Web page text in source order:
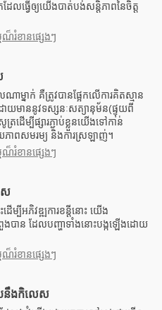
ែលធ្វើឲ្យយើងបាត់បង់សន្តិភាពនៃចិត្ត
រំខានផ្សេងៗ
ម្នាក់ គឺត្រូវបានផ្អែកលើការគិតស្មាន
ោយមាននូវទស្សនៈសត្យានុម័ន(ផ្ទុយពី
ដើម្បីផ្សារភ្ជាប់ខ្លួនយើងទៅកាន់
ាពសមរម្យ និងការស្រឡាញ់។
រំខានផ្សេងៗ
ស
ើម្បីអភិវឌ្ឍការខន្តីនោះ យើង
បាន ដែលបញ្ហាទាំងនោះបង្កឡើងដោយ
រំខានផ្សេងៗ
នឹងកិលេស